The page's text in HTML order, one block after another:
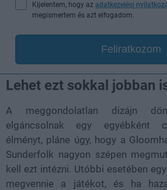
Kijelentem, hogy az adatkezelési
megismertem és azt elfogadom.
Feliratkozom
Lehet ezt sokkal jobban
A meggondolatlan dizájn
elgáncsolnak egy egyébként
élményt, pláne úgy, hogy a
Sunderfolk nagyon szépen
kell ezt intézni. Utóbbi esetében
megvennie a játékot, és ha